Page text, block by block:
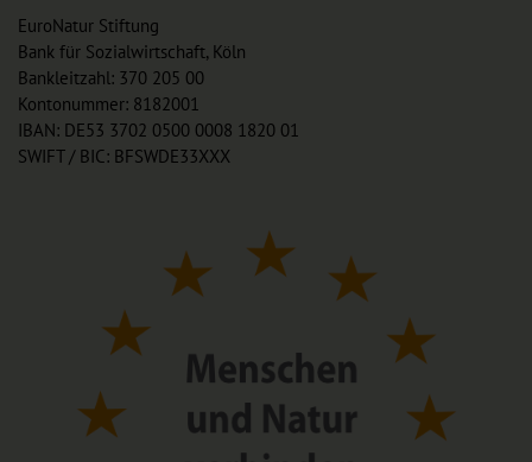
EuroNatur Stiftung
Bank für Sozialwirtschaft, Köln
Bankleitzahl: 370 205 00
Kontonummer: 8182001
IBAN: DE53 3702 0500 0008 1820 01
SWIFT / BIC: BFSWDE33XXX